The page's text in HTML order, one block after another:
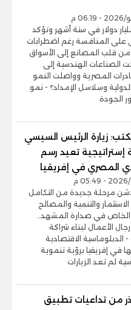
تتجاوز 3.3 مليار دولار في ستة أشهر وتؤكد
على المنافسة رغم اضطرابات
من قلب المصانع إلى الأسواق
الصناعات الهندسية إلى
المصرية وواصلت النمو
وسلاسل الإمداد؟ - نمو
الجودة
زيارة الرئيس السيسي
إستراتيجية تعيد رسم
المصري في إفريقيا
مرحلة جديدة من التكامل
والتنمية والمصالح
الخاص في صدارة المشهد..
الأعمال لبناء شراكة
الاقتصادية
في إفريقيا برؤية تنموية
لم تعد الزيارات
من تداعيات تطبيق